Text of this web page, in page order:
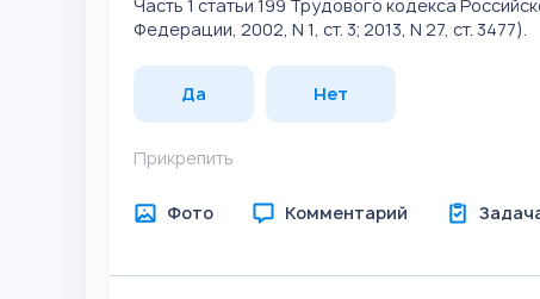
Часть 1 статьи 199 Трудового кодекса
Федерации, 2002, N 1, ст. 3; 2013, N 27, ст. 3477).
Да Нет
Прикрепить
Фото Комментарий